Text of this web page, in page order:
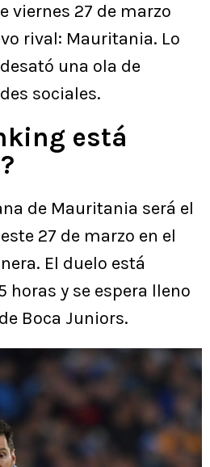
viernes 27 de marzo
rival: Mauritania. Lo
una ola de
sociales.
está
de Mauritania será el
27 de marzo en el
El duelo está
horas y se espera lleno
Boca Juniors.